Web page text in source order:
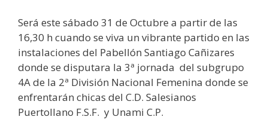
Será este sábado 31 de Octubre a partir de las
16,30 h cuando se viva un vibrante partido en las
instalaciones del Pabellón Santiago Cañizares
donde se disputara la 3ª jornada del subgrupo
4A de la 2ª División Nacional Femenina donde se
enfrentarán chicas del C.D. Salesianos
Puertollano F.S.F. y Unami C.P.